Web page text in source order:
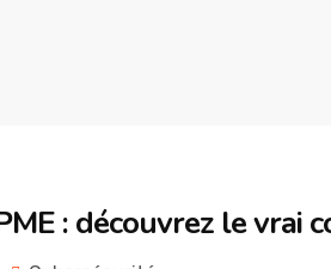
: découvrez le vrai